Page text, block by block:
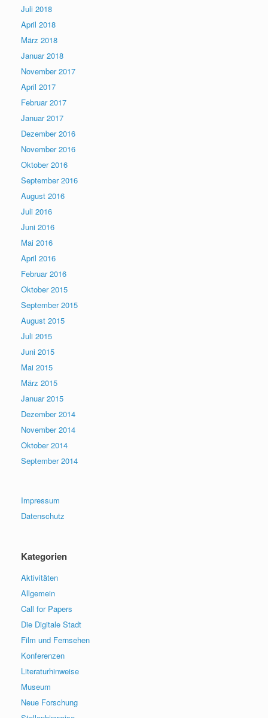
Juli 2018
April 2018
März 2018
Januar 2018
November 2017
April 2017
Februar 2017
Januar 2017
Dezember 2016
November 2016
Oktober 2016
September 2016
August 2016
Juli 2016
Juni 2016
Mai 2016
April 2016
Februar 2016
Oktober 2015
September 2015
August 2015
Juli 2015
Juni 2015
Mai 2015
März 2015
Januar 2015
Dezember 2014
November 2014
Oktober 2014
September 2014
Impressum
Datenschutz
Kategorien
Aktivitäten
Allgemein
Call for Papers
Die Digitale Stadt
Film und Fernsehen
Konferenzen
Literaturhinweise
Museum
Neue Forschung